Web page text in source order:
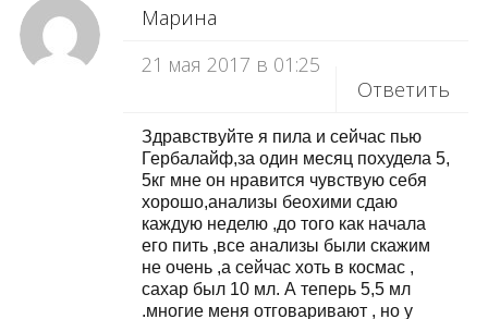
Марина
21 мая 2017 в 01:25
Ответить
Здравствуйте я пила и сейчас пью
Гербалайф,за один месяц похудела 5,
5кг мне он нравится чувствую себя
хорошо,анализы беохими сдаю
каждую неделю ,до того как начала
его пить ,все анализы были скажим
не очень ,а сейчас хоть в космас ,
сахар был 10 мл. А теперь 5,5 мл
.многие меня отговаривают , но у